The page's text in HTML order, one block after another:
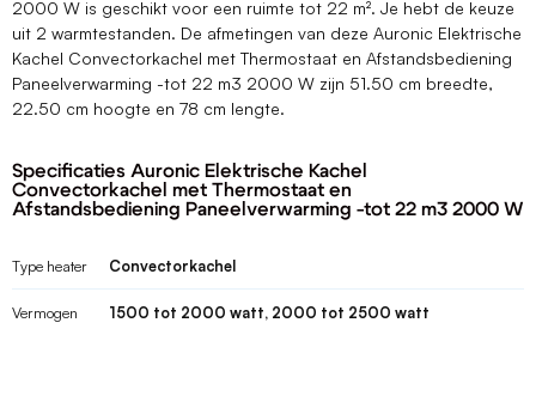
2000 W is geschikt voor een ruimte tot 22 m². Je hebt de keuze
uit 2 warmtestanden. De afmetingen van deze Auronic Elektrische
Kachel Convectorkachel met Thermostaat en Afstandsbediening
Paneelverwarming -tot 22 m3 2000 W zijn 51.50 cm breedte,
22.50 cm hoogte en 78 cm lengte.
Specificaties Auronic Elektrische Kachel
Convectorkachel met Thermostaat en
Afstandsbediening Paneelverwarming -tot 22 m3 2000 W
Type heater Convectorkachel
Vermogen 1500 tot 2000 watt, 2000 tot 2500 watt